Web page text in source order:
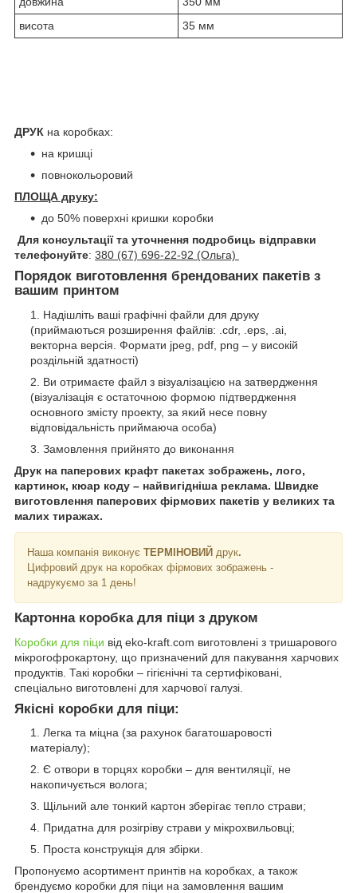
висота
35 мм
ДРУК на коробках:
на кришці
повнокольоровий
ПЛОЩА друку:
до 50% поверхні кришки коробки
Для консультації та уточнення подробиць відправки
телефонуйте: 380 (67) 696-22-92 (Ольга)
Порядок виготовлення брендованих пакетів з
вашим принтом
Надішліть ваші графічні файли для друку
(приймаються розширення файлів: .cdr, .eps, .ai,
векторна версія. Формати jpeg, pdf, png – у високій
роздільній здатності)
Ви отримаєте файл з візуалізацією на затвердження
(візуалізація є остаточною формою підтвердження
основного змісту проекту, за який несе повну
відповідальність приймаюча особа)
Замовлення прийнято до виконання
Друк на паперових крафт пакетах зображень, лого,
картинок, кюар коду – найвигідніша реклама. Швидке
виготовлення паперових фірмових пакетів у великих та
малих тиражах.
Наша компанія виконує ТЕРМІНОВИЙ друк.
Цифровий друк на коробках фірмових зображень -
надрукуємо за 1 день!
Картонна коробка для піци з друком
Коробки для піци від eko-kraft.com виготовлені з тришарового
мікрогофрокартону, що призначений для пакування харчових
продуктів. Такі коробки – гігієнічні та сертифіковані,
спеціально виготовлені для харчової галузі.
Якісні коробки для піци:
Легка та міцна (за рахунок багатошаровості
матеріалу);
Є отвори в торцях коробки – для вентиляції, не
накопичується волога;
Щільний але тонкий картон зберігає тепло страви;
Придатна для розігріву страви у мікрохвильовці;
Проста конструкція для збірки.
Пропонуємо асортимент принтів на коробках, а також
брендуємо коробки для піци на замовлення вашим